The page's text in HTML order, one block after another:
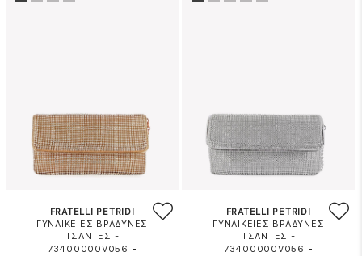
FRATELLI PETRIDI
ΓΥΝΑΙΚΕΙΕΣ ΒΡΑΔΥΝΕΣ
ΤΣΑΝΤΕΣ -
73400000V056 -
FRATELLI PETRIDI
ΓΥΝΑΙΚΕΙΕΣ ΒΡΑΔΥΝΕΣ
ΤΣΑΝΤΕΣ -
73400000V056 -